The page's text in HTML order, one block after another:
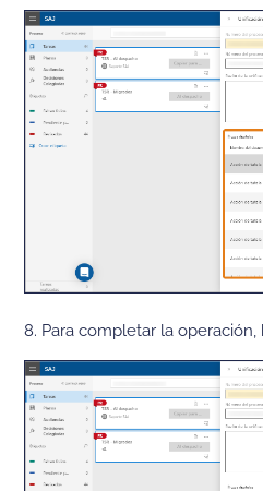
8. Para completar la operación,